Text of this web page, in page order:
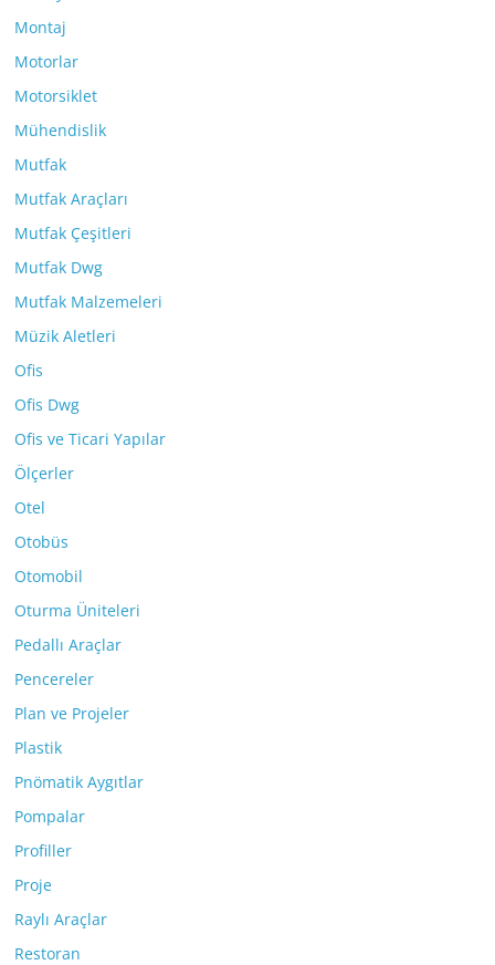
Montaj
Motorlar
Motorsiklet
Mühendislik
Mutfak
Mutfak Araçları
Mutfak Çeşitleri
Mutfak Dwg
Mutfak Malzemeleri
Müzik Aletleri
Ofis
Ofis Dwg
Ofis ve Ticari Yapılar
Ölçerler
Otel
Otobüs
Otomobil
Oturma Üniteleri
Pedallı Araçlar
Pencereler
Plan ve Projeler
Plastik
Pnömatik Aygıtlar
Pompalar
Profiller
Proje
Raylı Araçlar
Restoran